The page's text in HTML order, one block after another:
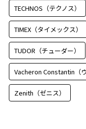
TECHNOS（テクノス）
TIMEX（タイメックス）
TUDOR（チューダー）
Vacheron Constantin（
Zenith（ゼニス）